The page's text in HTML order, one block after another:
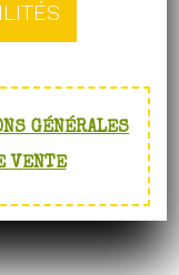
GÉNÉRALES
VENTE